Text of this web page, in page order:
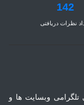
142
نظرات دریافتی
وبسایت ها و